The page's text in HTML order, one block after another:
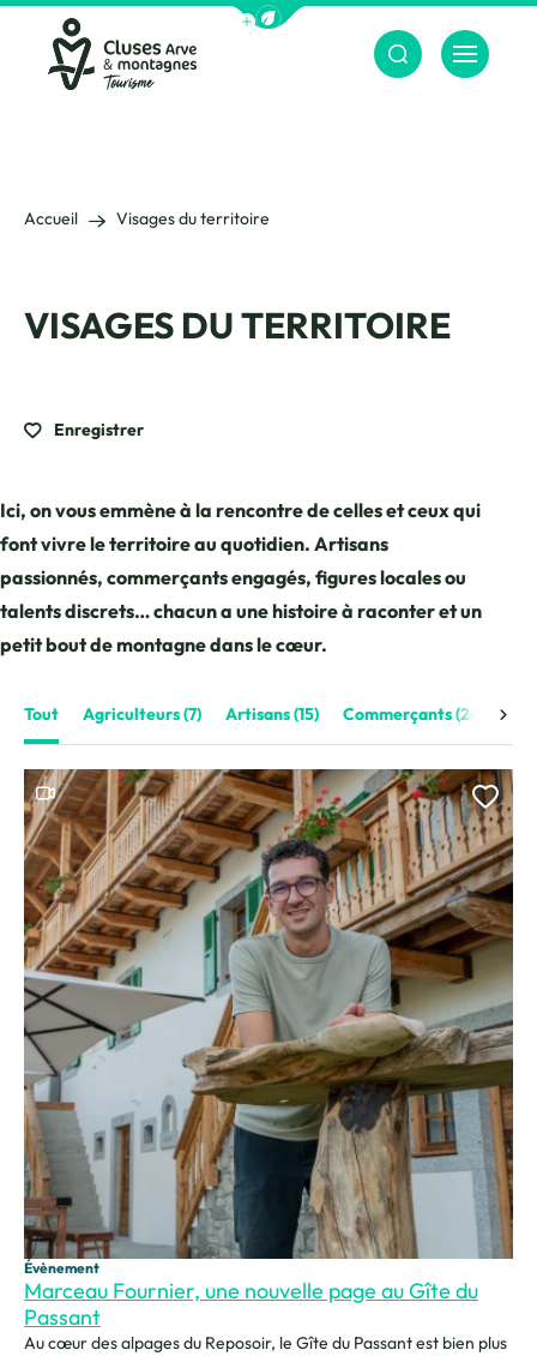
Afficher la barre de navigation du
Menu
Accueil Visages du territoire
VISAGES DU TERRITOIRE
Enregistrer
Ici, on vous emmène à la rencontre de celles et ceux qui
font vivre le territoire au quotidien. Artisans
passionnés, commerçants engagés, figures locales ou
talents discrets… chacun a une histoire à raconter et un
petit bout de montagne dans le cœur.
Liste des filtres
Tout
Filtrer sur tout
Agriculteurs(7)
Filtrer sur Agriculteurs (7 résultats)
Artisans(15)
Filtrer sur Artisans (15 résultats)
Commerçants(24)
Filtrer sur Commerçants
Marceau Fournier, une nouvelle page au Gîte du
Passant
Évènement
Au cœur des alpages du Reposoir, le Gîte du Passant est bien plus
Ce contenu contient une vidéo